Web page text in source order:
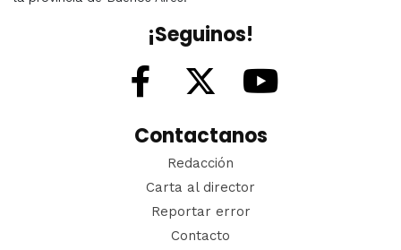
¡Seguinos!
Contactanos
Redacción
Carta al director
Reportar error
Contacto